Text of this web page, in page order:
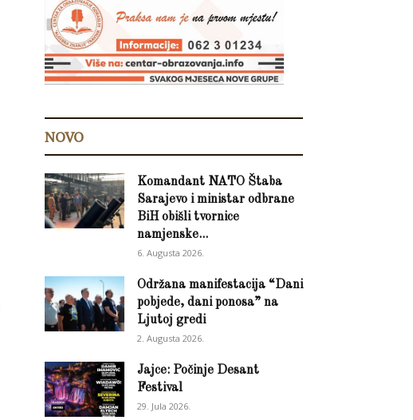
NOVO
Komandant NATO Štaba
Sarajevo i ministar odbrane
BiH obišli tvornice
namjenske...
6. Augusta 2026.
Održana manifestacija “Dani
pobjede, dani ponosa” na
Ljutoj gredi
2. Augusta 2026.
Jajce: Počinje Desant
Festival
29. Jula 2026.